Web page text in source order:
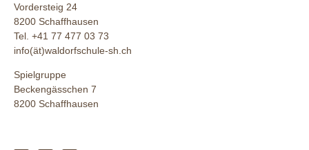
Vordersteig 24
8200 Schaffhausen
Tel. +41 77 477 03 73
info(ät)waldorfschule-sh.ch
Spielgruppe
Beckengässchen 7
8200 Schaffhausen